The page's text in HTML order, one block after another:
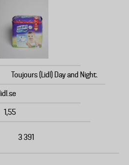
Toujours (Lidl) Day and Night.
lidl.se
1,55
3 391